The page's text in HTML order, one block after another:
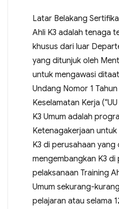
Latar Belakang
Ahli K3 adalah tenaga
khusus dari luar
yang ditunjuk oleh
untuk mengawasi
Undang Nomor 1
Keselamatan Kerja
K3 Umum adalah
Ketenagakerjaan
K3 di perusahaan
mengembangkan K3 di
pelaksanaan Training
Umum sekurang-
pelajaran atau selama